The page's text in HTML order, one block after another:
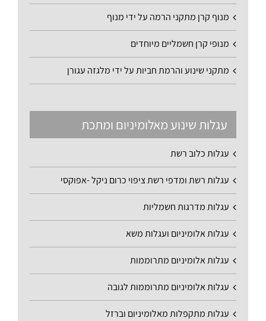
מנוף קרן מתקני הרמה על ידי מנוף
מנופי קרן חשמליים מיוחדים
מתקני שינוע והרמת חביות על ידי מלגזה עגורן
עגלות שינוע מאלומיניום ומתכת
עגלות כלוב רשת
עגלות רשת ומדפי רשת ציפוי כרום ניקל -אפוקסי
עגלות מדרגות חשמליות
עגלות אלומיניום ועגלות משא
עגלות אלומיניום מתרוממות
עגלות אלומיניום מתרוממות לגובה
עגלות מתקפלות מאלומיניום וברזל